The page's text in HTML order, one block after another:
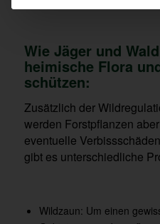
Wie Jäger und
heimische Flora
schützen:
Zusätzlich der
werden Forstpflanzen
eventuelle
gibt es unterschiedliche
Wildzaun: Um einen